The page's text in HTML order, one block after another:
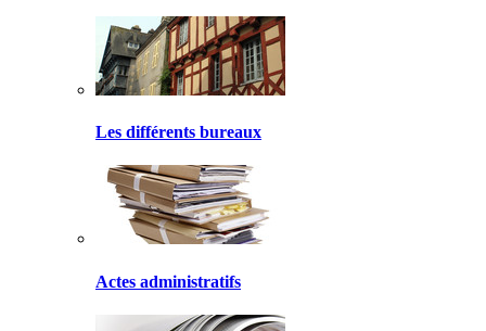
Les différents bureaux
Actes administratifs